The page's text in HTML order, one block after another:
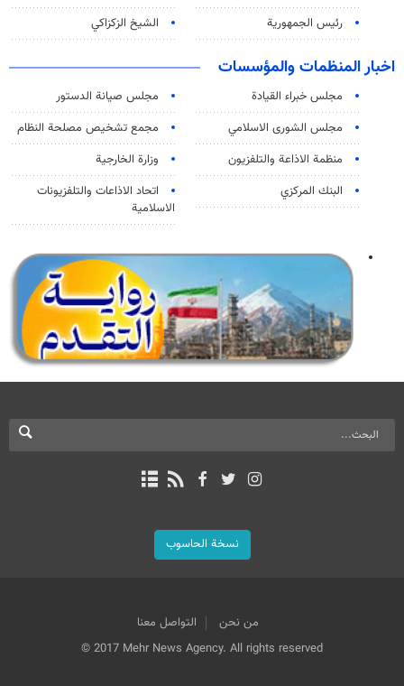
رئيس الجمهورية
الشيخ الزكزاكي
اخبار المنظمات والمؤسسات
مجلس خبراء القيادة
مجلس صيانة الدستور
مجلس الشورى الاسلامي
مجمع تشخيص مصلحة النظام
منظمة الاذاعة والتلفزیون
وزارة الخارجية
البنك المركزي
اتحاد الاذاعات والتلفزيونات
الاسلامية
نسخة الحاسوب
من نحن
التواصل معنا
© 2017 Mehr News Agency. All rights reserved